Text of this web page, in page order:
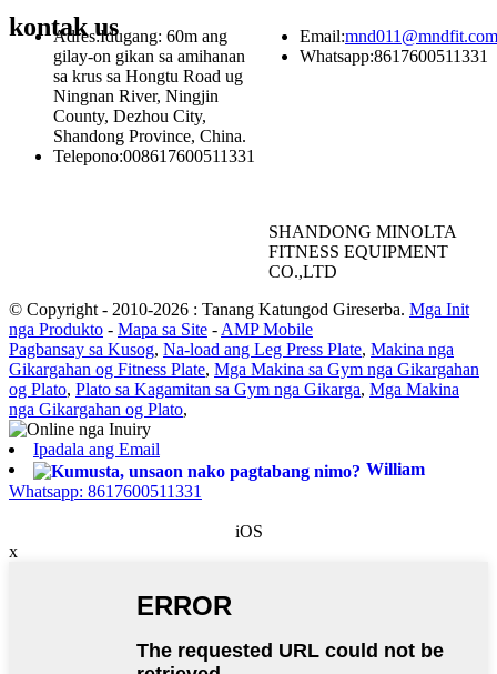
kontakus
Adres:Idugang: 60m ang
gilay-on gikan sa amihanan
sa krus sa Hongtu Road ug
Ningnan River, Ningjin
County, Dezhou City,
Shandong Province, China.
Telepono:008617600511331
Email:mnd011@mndfit.com
Whatsapp:8617600511331
SHANDONG MINOLTA
FITNESS EQUIPMENT
CO.,LTD
© Copyright - 2010-2026 : Tanang Katungod Gireserba. Mga Init
nga Produkto - Mapa sa Site - AMP Mobile
Pagbansay sa Kusog, Na-load ang Leg Press Plate, Makina nga
Gikargahan og Fitness Plate, Mga Makina sa Gym nga Gikargahan
og Plato, Plato sa Kagamitan sa Gym nga Gikarga, Mga Makina
nga Gikargahan og Plato,
Ipadala ang Email
William
Whatsapp: 8617600511331
iOS
x